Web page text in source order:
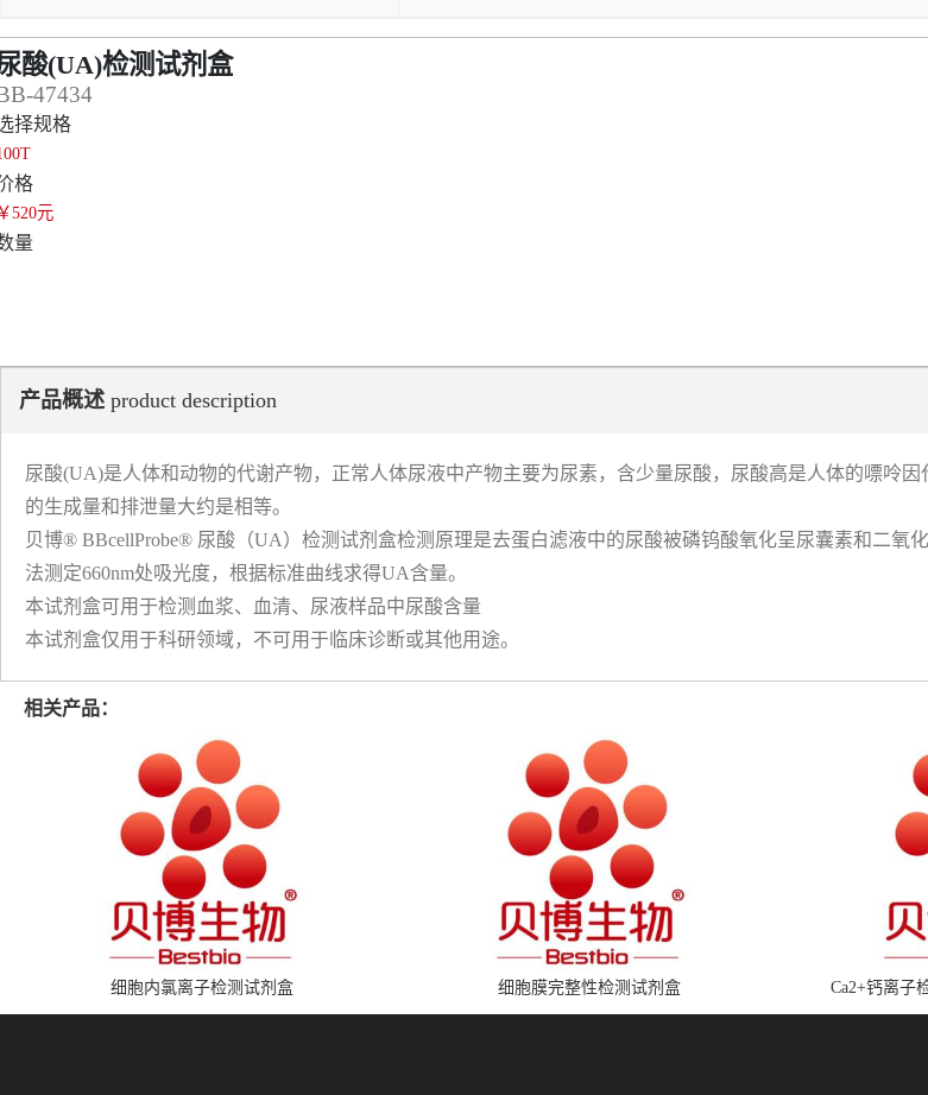
酸(UA)检测试剂盒
47434
择规格
格
520元
量
产品概述 product description
尿酸(UA)是人体和动物的代谢产物，正常人体尿液中产物主要为尿素，含少量尿酸，尿酸高是人体的嘌呤
的生成量和排泄量大约是相等。
贝博® BBcellProbe® 尿酸（UA）检测试剂盒检测原理是去蛋白滤液中的尿酸被磷钨酸氧化呈尿囊素和二
法测定660nm处吸光度，根据标准曲线求得UA含量。
本试剂盒可用于检测血浆、血清、尿液样品中尿酸含量
本试剂盒仅用于科研领域，不可用于临床诊断或其他用途。
相关产品：
细胞内氯离子检测试剂盒 细胞膜完整性检测试剂盒 Ca2+钙离子